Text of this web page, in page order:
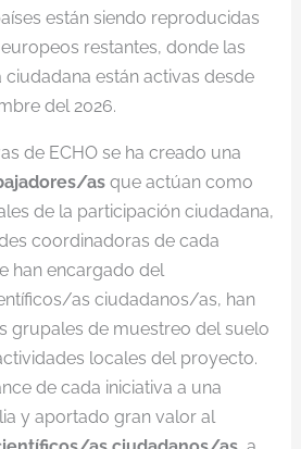
están siendo reproducidas
restantes, donde las
ciudadana están activas desde
del 2026.
de ECHO se ha creado una
asque actúan como
de la participación ciudadana,
coordinadoras de cada
han encargado del
as ciudadanos/as, han
grupales de muestreo del suelo
locales del proyecto.
de cada iniciativa a una
y aportado gran valor al